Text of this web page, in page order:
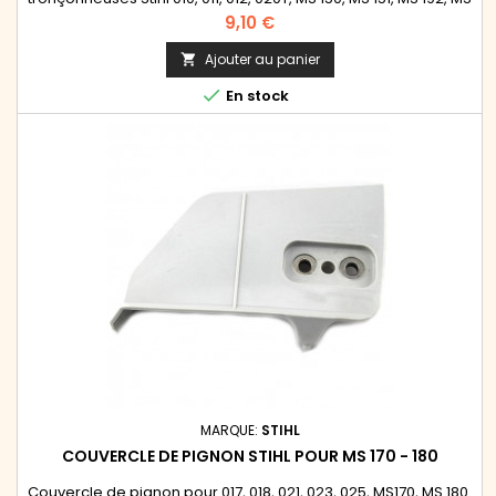
193, MS 194, MS 200, MS 201
Prix
9,10 €
 Ajouter au panier
 En stock
MARQUE: STIHL
COUVERCLE DE PIGNON STIHL POUR MS 170 - 180